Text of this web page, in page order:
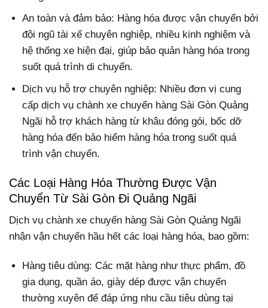
An toàn và đảm bảo: Hàng hóa được vận chuyển bởi
đội ngũ tài xế chuyên nghiệp, nhiều kinh nghiệm và
hệ thống xe hiện đại, giúp bảo quản hàng hóa trong
suốt quá trình di chuyển.
Dịch vụ hỗ trợ chuyên nghiệp: Nhiều đơn vị cung
cấp dịch vụ chành xe chuyển hàng Sài Gòn Quảng
Ngãi hỗ trợ khách hàng từ khâu đóng gói, bốc dỡ
hàng hóa đến bảo hiểm hàng hóa trong suốt quá
trình vận chuyển.
Các Loại Hàng Hóa Thường Được Vận
Chuyển Từ Sài Gòn Đi Quảng Ngãi
Dịch vụ chành xe chuyển hàng Sài Gòn Quảng Ngãi
nhận vận chuyển hầu hết các loại hàng hóa, bao gồm:
Hàng tiêu dùng: Các mặt hàng như thực phẩm, đồ
gia dụng, quần áo, giày dép được vận chuyển
thường xuyên để đáp ứng nhu cầu tiêu dùng tại